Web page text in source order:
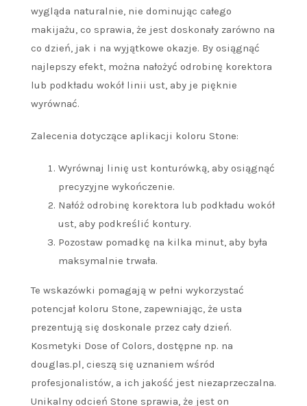
wygląda naturalnie, nie dominując całego
makijażu, co sprawia, że jest doskonały zarówno na
co dzień, jak i na wyjątkowe okazje. By osiągnąć
najlepszy efekt, można nałożyć odrobinę korektora
lub podkładu wokół linii ust, aby je pięknie
wyrównać.
Zalecenia dotyczące aplikacji koloru Stone:
Wyrównaj linię ust konturówką, aby osiągnąć
precyzyjne wykończenie.
Nałóż odrobinę korektora lub podkładu wokół
ust, aby podkreślić kontury.
Pozostaw pomadkę na kilka minut, aby była
maksymalnie trwała.
Te wskazówki pomagają w pełni wykorzystać
potencjał koloru Stone, zapewniając, że usta
prezentują się doskonale przez cały dzień.
Kosmetyki Dose of Colors, dostępne np. na
douglas.pl, cieszą się uznaniem wśród
profesjonalistów, a ich jakość jest niezaprzeczalna.
Unikalny odcień Stone sprawia, że jest on